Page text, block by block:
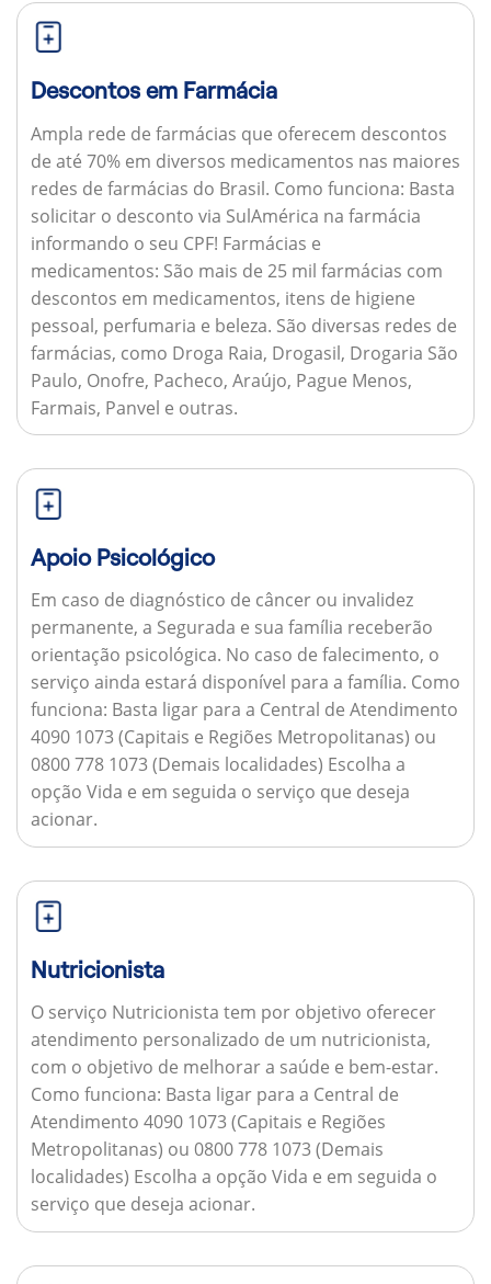
Descontos em Farmácia
Ampla rede de farmácias que oferecem descontos
de até 70% em diversos medicamentos nas maiores
redes de farmácias do Brasil. Como funciona: Basta
solicitar o desconto via SulAmérica na farmácia
informando o seu CPF! Farmácias e
medicamentos: São mais de 25 mil farmácias com
descontos em medicamentos, itens de higiene
pessoal, perfumaria e beleza. São diversas redes de
farmácias, como Droga Raia, Drogasil, Drogaria São
Paulo, Onofre, Pacheco, Araújo, Pague Menos,
Farmais, Panvel e outras.
Apoio Psicológico
Em caso de diagnóstico de câncer ou invalidez
permanente, a Segurada e sua família receberão
orientação psicológica. No caso de falecimento, o
serviço ainda estará disponível para a família. Como
funciona: Basta ligar para a Central de Atendimento
4090 1073 (Capitais e Regiões Metropolitanas) ou
0800 778 1073 (Demais localidades) Escolha a
opção Vida e em seguida o serviço que deseja
acionar.
Nutricionista
O serviço Nutricionista tem por objetivo oferecer
atendimento personalizado de um nutricionista,
com o objetivo de melhorar a saúde e bem-estar.
Como funciona: Basta ligar para a Central de
Atendimento 4090 1073 (Capitais e Regiões
Metropolitanas) ou 0800 778 1073 (Demais
localidades) Escolha a opção Vida e em seguida o
serviço que deseja acionar.